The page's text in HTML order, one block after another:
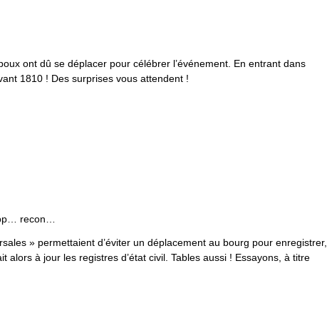
ont dû se déplacer pour célébrer l’événement. En entrant dans
1810 ! Des surprises vous attendent !
recon…
» permettaient d’éviter un déplacement au bourg pour enregistrer,
à jour les registres d’état civil. Tables aussi ! Essayons, à titre